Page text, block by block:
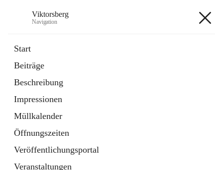
Viktorsberg
Navigation
Start
Beiträge
Beschreibung
Impressionen
Müllkalender
Öffnungszeiten
Veröffentlichungsportal
Veranstaltungen
1 Schnellzugriff
Bürgerservice
10 Schnellzugriffe